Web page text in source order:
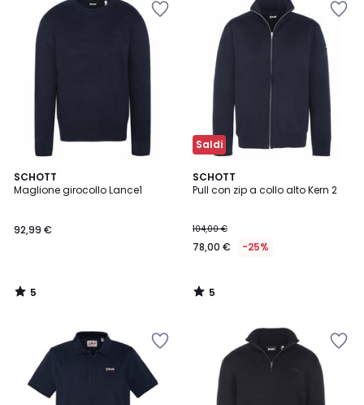
SCHOTT
Maglione girocollo Lance1
92,99 €
5
/
5
/
Saldi
SCHOTT
Pull con zip a collo alto Kern 2
104,00 €
78,00 € -25%
5
/
5
/